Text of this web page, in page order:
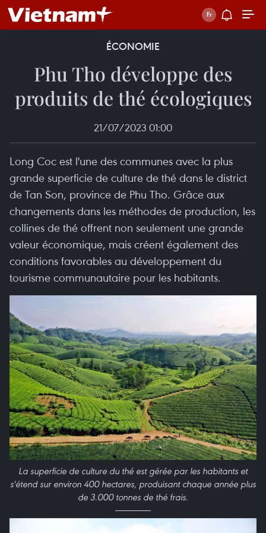
ÉCONOMIE
Phu Tho développe des
produits de thé écologiques
21/07/2023 01:00
Long Coc est l'une des communes avec la plus
grande superficie de culture de thé dans le district
de Tan Son, province de Phu Tho. Grâce aux
changements dans les méthodes de production, les
collines de thé offrent non seulement une grande
valeur économique, mais créent également des
conditions favorables au développement du
tourisme communautaire pour les habitants.
La superficie de culture du thé est gérée par les habitants et
s'étend sur environ 400 hectares, produisant chaque année plus
de 3.000 tonnes de thé frais.